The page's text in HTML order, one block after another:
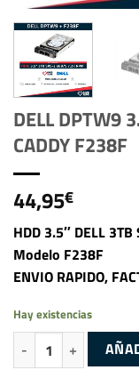
DELL DPTW9
CADDY F238F
44,95€
HDD 3.5″ DELL
Modelo F238F
ENVIO RAPIDO,
Hay existencias
DELL DPTW9 3.5"